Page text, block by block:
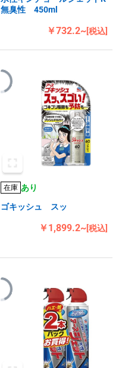
無臭性 450ml
￥732.2~[税込]
在庫 あり
ゴキッシュ スッ
￥1,899.2~[税込]